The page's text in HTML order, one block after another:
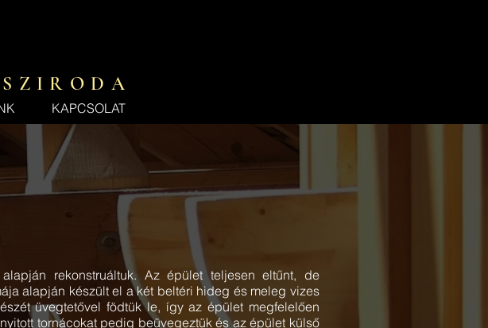
Z I R O D A
KAPCSOLAT
rekonstruáltuk. Az épület teljesen eltűnt, de
alapján készült el a két beltéri hideg és meleg vizes
üvegtetővel födtük le, így az épület megfelelően
tornácokat pedig beüvegeztük és az épület külső